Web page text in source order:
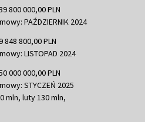
800 000,00 PLN
PAŹDZIERNIK 2024
800,00 PLN
LISTOPAD 2024
000 000,00 PLN
STYCZEŃ 2025
mln, luty 130 mln,